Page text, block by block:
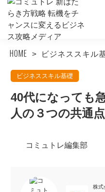
HOME ビジネススキル
ビジネススキル基礎
40代になっても
人の３つの共通点
コミュトレ編集部
株式